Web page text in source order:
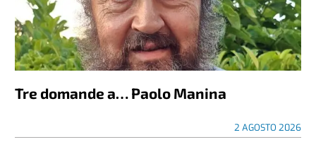
Tre domande a… Paolo Manina
2 AGOSTO 2026